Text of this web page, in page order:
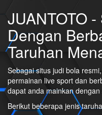
JUANTOTO
Dengan
Taruhan
Sebagai situs judi bola
permainan live sport dan
dapat anda mainkan
Berikut beberapa jenis